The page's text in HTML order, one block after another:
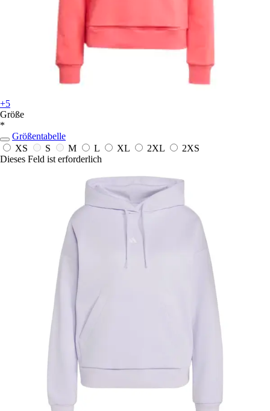
+5
Größe
*
Größentabelle
XS
S M L XL 2XL
2XS
Dieses Feld ist erforderlich